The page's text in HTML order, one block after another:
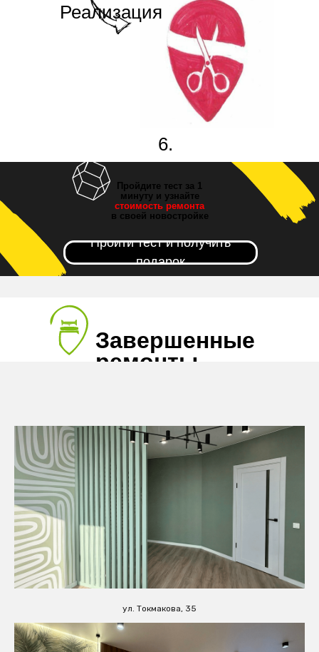
Реализация
6.
Новоселье!
Пройдите тест за 1
минуту и узнайте
стоимость ремонта
в своей новостройке
Пройти тест и получить
подарок
Завершенные
ремонты
ул. Токмакова, 35